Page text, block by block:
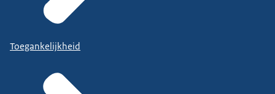
Toegankelijkheid